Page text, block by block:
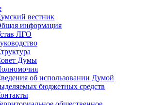
вестник
информация
ЛГО
Думы
об использовании Думой
бюджетных средств